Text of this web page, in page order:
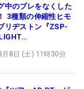
中のブレをなくした
3種類の伸縮性ヒモ
リヂストン『ZSP-
月8日 (土) 11時30分